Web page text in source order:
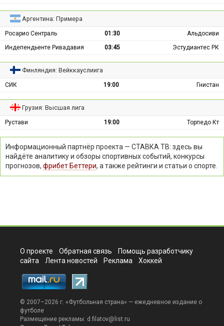
Аргентина: Примера
Росарио Сентраль 01:30
Альдосиви
Индепендьенте Ривадавия
03:45 Эстудиантес РК
Финляндия: Вейккауслиига
СИК 19:00 Гнистан
Грузия: Высшая лига
Рустави 19:00 Торпедо Кт
Информационный партнёр проекта — СТАВКА ТВ: здесь вы
найдёте аналитику и обзоры спортивных событий, конкурсы
прогнозов, фрибет Беттери, а также рейтинги и статьи о спорте.
О проекте Обратная связь
Помощь разработчику
сайта
Лента новостей Реклама Хоккей
© 2007–2026 г. «Футбольная страна» — ежедневное издание о
футболе
Размещение рекламы: d.filatov@list.ru